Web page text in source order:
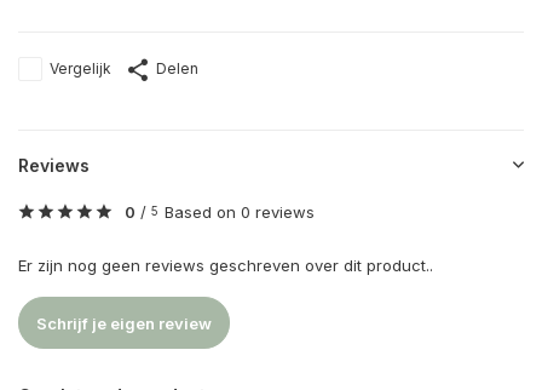
Vergelijk Delen
Reviews
0 / 5 Based on 0 reviews
Er zijn nog geen reviews geschreven over dit product..
Schrijf je eigen review